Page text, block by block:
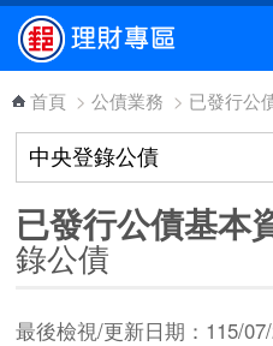
跳到主要內容區塊
首頁 > 公債業務 > 已發行公
已發行公債基本
錄公債
最後檢視/更新日期：115/